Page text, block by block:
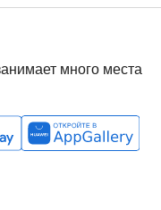
много места